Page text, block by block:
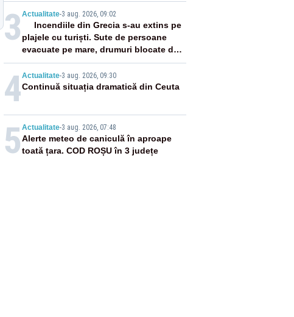
3 Actualitate-3 aug. 2026, 09:02
Incendiile din Grecia s-au extins pe
plajele cu turiști. Sute de persoane
evacuate pe mare, drumuri blocate de
flăcări
4Actualitate-3 aug. 2026, 09:30
Continuă situația dramatică din Ceuta
5 Actualitate-3 aug. 2026, 07:48
Alerte meteo de caniculă în aproape
toată țara. COD ROȘU în 3 județe